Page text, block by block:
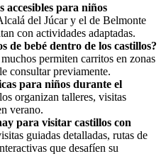
accesibles para niños
del Júcar y el de Belmonte
con actividades adaptadas.
de bebé dentro de los castillos?
permiten carritos en zonas
consultar previamente.
para niños durante el
organizan talleres, visitas
verano.
para visitar castillos con
guiadas detalladas, rutas de
que desafíen su